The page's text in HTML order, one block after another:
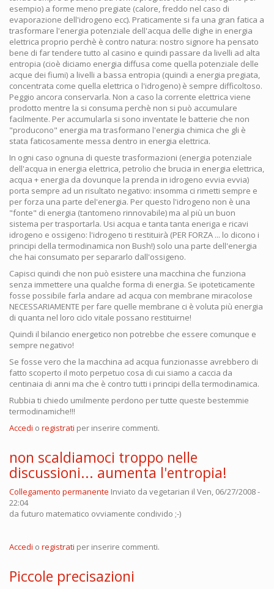
esempio) a forme meno pregiate (calore, freddo nel caso di
evaporazione dell'idrogeno ecc). Praticamente si fa una gran fatica a
trasformare l'energia potenziale dell'acqua delle dighe in energia
elettrica proprio perchè è contro natura: nostro signore ha pensato
bene di far tendere tutto al casino e quindi passare da livelli ad alta
entropia (cioè diciamo energia diffusa come quella potenziale delle
acque dei fiumi) a livelli a bassa entropia (quindi a energia pregiata,
concentrata come quella elettrica o l'idrogeno) è sempre difficoltoso.
Peggio ancora conservarla. Non a caso la corrente elettrica viene
prodotto mentre la si consuma perchè non si può accumulare
facilmente. Per accumularla si sono inventate le batterie che non
"producono" energia ma trasformano l'energia chimica che gli è
stata faticosamente messa dentro in energia elettrica.
In ogni caso ognuna di queste trasformazioni (energia potenziale
dell'acqua in energia elettrica, petrolio che brucia in energia elettrica,
acqua + energia da dovunque la prenda in idrogeno evvia evvia)
porta sempre ad un risultato negativo: insomma ci rimetti sempre e
per forza una parte del'energia. Per questo l'idrogeno non è una
"fonte" di energia (tantomeno rinnovabile) ma al più un buon
sistema per trasportarla. Usi acqua e tanta tanta eneriga e ricavi
idrogeno e ossigeno: l'idrogeno ti restituirà (PER FORZA ... lo dicono i
principi della termodinamica non Bush!) solo una parte dell'energia
che hai consumato per separarlo dall'ossigeno.
Capisci quindi che non può esistere una macchina che funziona
senza immettere una qualche forma di energia. Se ipoteticamente
fosse possibile farla andare ad acqua con membrane miracolose
NECESSARIAMENTE per fare quelle membrane ci è voluta più energia
di quanta nel loro ciclo vitale possano restituirne!
Quindi il bilancio energetico non potrebbe che essere comunque e
sempre negativo!
Se fosse vero che la macchina ad acqua funzionasse avrebbero di
fatto scoperto il moto perpetuo cosa di cui siamo a caccia da
centinaia di anni ma che è contro tutti i principi della termodinamica.
Rubbia ti chiedo umilmente perdono per tutte queste bestemmie
termodinamiche!!!
Accedi o registrati per inserire commenti.
non scaldiamoci troppo nelle
discussioni... aumenta l'entropia!
Collegamento permanente Inviato da vegetarian il Ven, 06/27/2008 -
22:04
da futuro matematico ovviamente condivido ;-)
Accedi o registrati per inserire commenti.
Piccole precisazioni